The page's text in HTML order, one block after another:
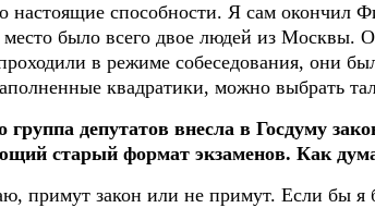
настоящие способности. Я сам окончил
место было всего двое людей из Москвы.
в режиме собеседования, они
квадратики, можно выбрать
депутатов внесла в Госдуму
старый формат экзаменов. Как
примут закон или не примут. Если бы я